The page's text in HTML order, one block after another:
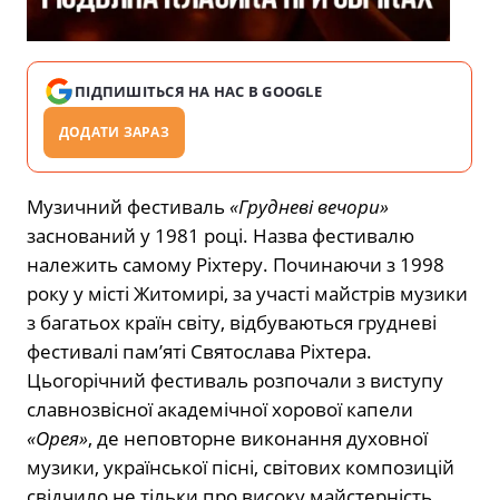
ПІДПИШІТЬСЯ НА НАС В GOOGLE
ДОДАТИ ЗАРАЗ
Музичний фестиваль «Грудневі вечори»
заснований у 1981 році. Назва фестивалю
належить самому Ріхтеру. Починаючи з 1998
року у місті Житомирі, за участі майстрів музики
з багатьох країн світу, відбуваються грудневі
фестивалі пам’яті Святослава Ріхтера.
Цьогорічний фестиваль розпочали з виступу
славнозвісної академічної хорової капели
«Орея», де неповторне виконання духовної
музики, української пісні, світових композицій